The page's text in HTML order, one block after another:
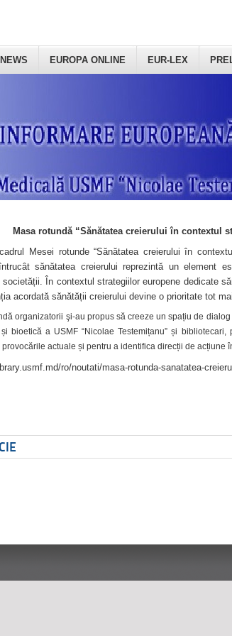
EUROPA ONLINE EUR-LEX
Masa rotundă “Sănătatea creierului în contextul
Mesei rotunde “Sănătatea creierului în
sănătatea creierului reprezintă un element
În contextul strategiilor europene dedicate
acordată sănătății creierului devine o prioritate tot
organizatorii şi-au propus să creeze un spațiu de
bioetică a USMF “Nicolae Testemițanu” și
actuale și pentru a identifica direcții de
ro/noutati/masa-rotunda-sanatatea-